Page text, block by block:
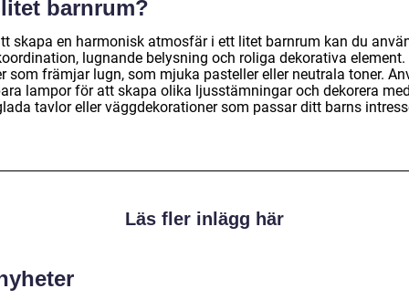
barnrum?
skapa en harmonisk atmosfär i ett litet barnrum kan du
lugnande belysning och roliga dekorativa element.
som främjar lugn, som mjuka pasteller eller neutrala toner.
lampor för att skapa olika ljusstämningar och dekorera
tavlor eller väggdekorationer som passar ditt barns
Läs fler inlägg här